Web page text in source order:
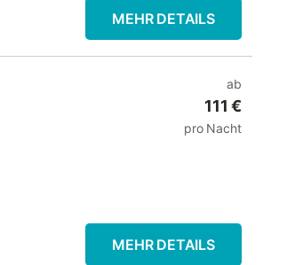
MEHR DETAILS
ab
111 €
pro Nacht
MEHR DETAILS